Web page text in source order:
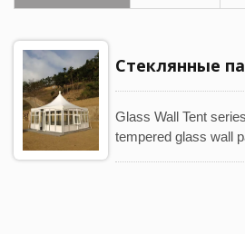
Стеклянные
Glass Wall Tent
tempered glass wall